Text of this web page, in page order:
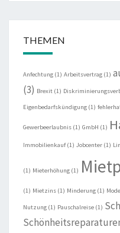
THEMEN
Anfechtung (1) Arbeitsvertrag (1)
(3) Brexit (1)
Eigenbedarfskündigung (1)
Gewerbeerlaubnis (1) GmbH (1)
Immobilienkauf(1) Jobcenter (1)
(1) Mieterhöhung (1)
(1) Mietzins (1) Minderung (1)
Nutzung (1) Pauschalreise (1)